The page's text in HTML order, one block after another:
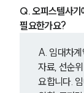
Q. 오피스텔사기
필요한가요?
A. 임대차계
자료, 선순
요합니다.